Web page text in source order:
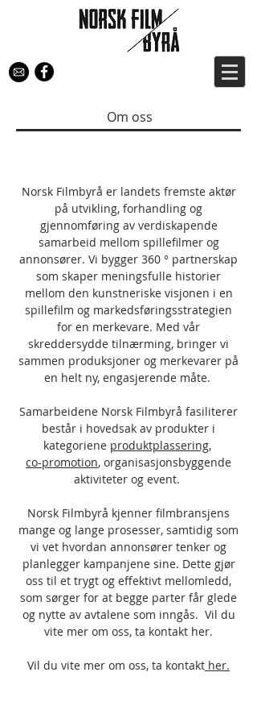
Om oss
Norsk Filmbyrå er landets fremste aktør
på utvikling, forhandling og
gjennomføring av verdiskapende
samarbeid mellom spillefilmer og
annonsører. Vi bygger 360 ​​° partnerskap
som skaper meningsfulle historier
mellom den kunstneriske visjonen i en
spillefilm og markedsføringsstrategien
for en merkevare. Med vår
skreddersydde tilnærming, bringer vi
sammen produksjoner og merkevarer på
en helt ny, engasjerende måte.
Samarbeidene Norsk Filmbyrå fasiliterer
består i hovedsak av produkter i
kategoriene produktplassering,
co-promotion, organisasjonsbyggende
aktiviteter og event.
Norsk Filmbyrå kjenner filmbransjens
mange og lange prosesser, samtidig som
vi vet hvordan annonsører tenker og
planlegger kampanjene sine. Dette gjør
oss til et trygt og effektivt mellomledd,
som sørger for at begge parter får glede
og nytte av avtalene som inngås. Vil du
vite mer om oss, ta kontakt her.
Vil du vite mer om oss, ta kontakt her.